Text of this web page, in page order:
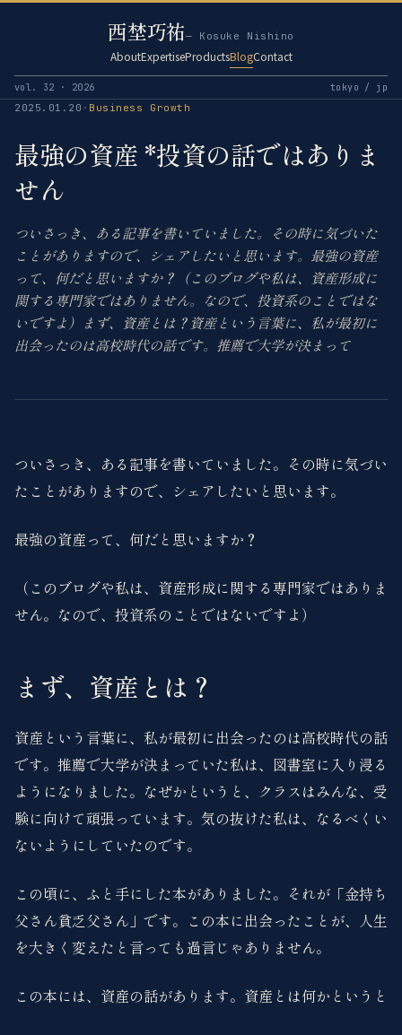
西埜巧祐— Kosuke Nishino
AboutExpertiseProductsBlogContact
vol. 32 · 2026 tokyo / jp
2025.01.20 · Business Growth
最強の資産 *投資の話ではありま
せん
ついさっき、ある記事を書いていました。その時に気づいた
ことがありますので、シェアしたいと思います。最強の資産
って、何だと思いますか？（このブログや私は、資産形成に
関する専門家ではありません。なので、投資系のことではな
いですよ）まず、資産とは？資産という言葉に、私が最初に
出会ったのは高校時代の話です。推薦で大学が決まって
ついさっき、ある記事を書いていました。その時に気づい
たことがありますので、シェアしたいと思います。
最強の資産って、何だと思いますか？
（このブログや私は、資産形成に関する専門家ではありま
せん。なので、投資系のことではないですよ）
まず、資産とは？
資産という言葉に、私が最初に出会ったのは高校時代の話
です。推薦で大学が決まっていた私は、図書室に入り浸る
ようになりました。なぜかというと、クラスはみんな、受
験に向けて頑張っています。気の抜けた私は、なるべくい
ないようにしていたのです。
この頃に、ふと手にした本がありました。それが「金持ち
父さん貧乏父さん」です。この本に出会ったことが、人生
を大きく変えたと言っても過言じゃありません。
この本には、資産の話があります。資産とは何かというと